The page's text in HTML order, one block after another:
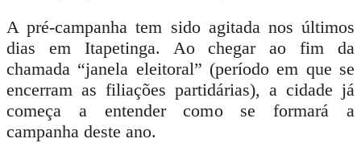
A pré-campanha tem sido agitada nos últimos
dias em Itapetinga. Ao chegar ao fim da
chamada “janela eleitoral” (período em que se
encerram as filiações partidárias), a cidade já
começa a entender como se formará a
campanha deste ano.